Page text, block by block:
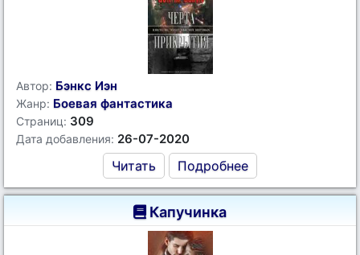
Автор: Бэнкс Иэн
Жанр: Боевая фантастика
Страниц: 309
Дата добавления: 26-07-2020
Читать Подробнее
Капучинка